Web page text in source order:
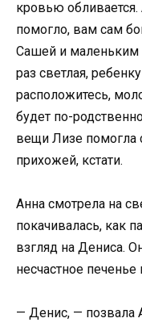
кровью обливается.
помогло, вам сам
Сашей и маленьким
раз светлая,
расположитесь,
будет по-
вещи Лизе помогла
прихожей, кстати.
Анна смотрела на
покачивалась, как
взгляд на Дениса.
несчастное
— Денис, — позвала